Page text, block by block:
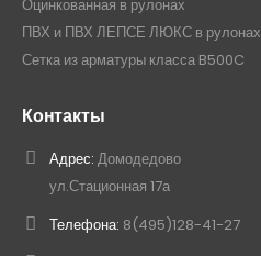
Оцинкованная в рулонах
ПВХ и ПВХ ЛЕПСЕ ЛЮКС в рулонах
Сетка из арматуры класса B500C
Контакты
Адрес: Домодедово
ул.Стационная 17а
Телефона: 8(495)128-41-27